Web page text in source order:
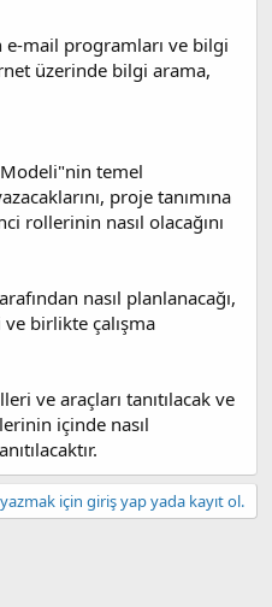
mail programları ve bilgi
üzerinde bilgi arama,
temel
proje tanımına
rollerinin nasıl olacağını
nasıl planlanacağı,
birlikte çalışma
ve araçları tanıtılacak ve
içinde nasıl
için giriş yap yada kayıt ol.